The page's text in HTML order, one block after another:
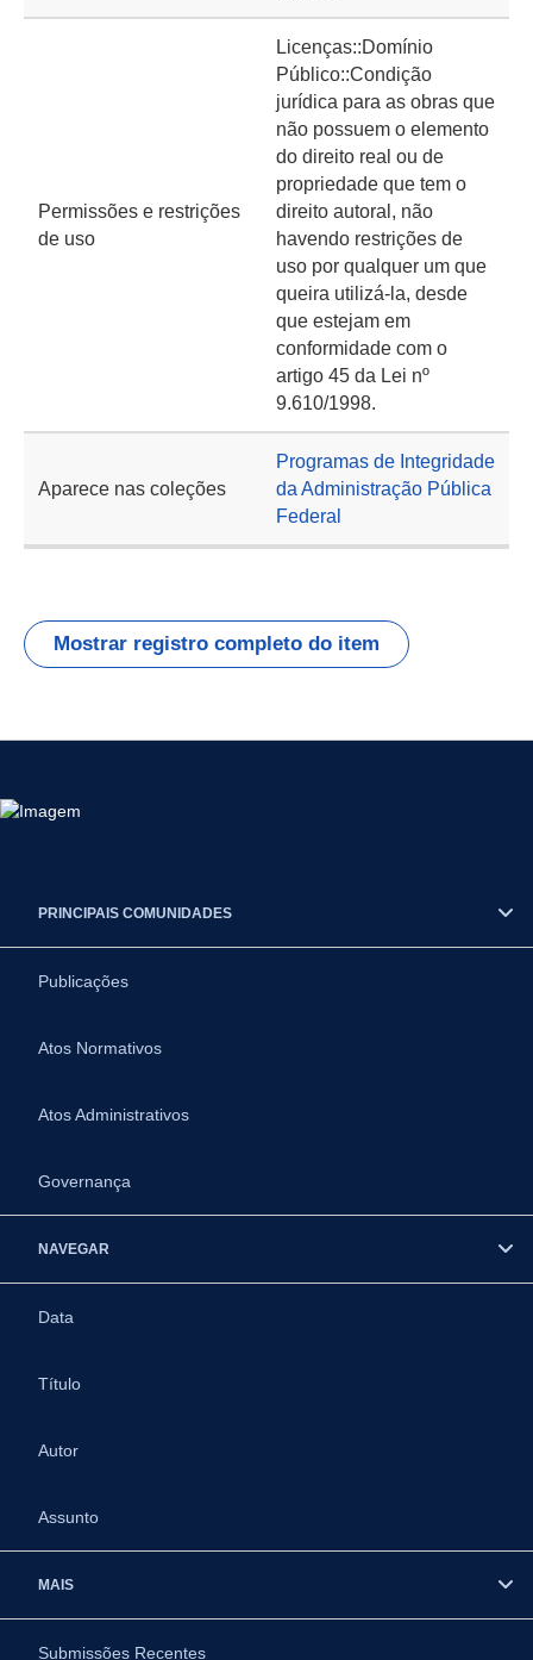
Permissões e restrições
de uso
Licenças::Domínio
Público::Condição
jurídica para as obras que
não possuem o elemento
do direito real ou de
propriedade que tem o
direito autoral, não
havendo restrições de
uso por qualquer um que
queira utilizá-la, desde
que estejam em
conformidade com o
artigo 45 da Lei nº
9.610/1998.
Aparece nas coleções
Programas de Integridade
da Administração Pública
Federal
Mostrar registro completo do item
PRINCIPAIS COMUNIDADES
Publicações
Atos Normativos
Atos Administrativos
Governança
NAVEGAR
Data
Título
Autor
Assunto
MAIS
Submissões Recentes